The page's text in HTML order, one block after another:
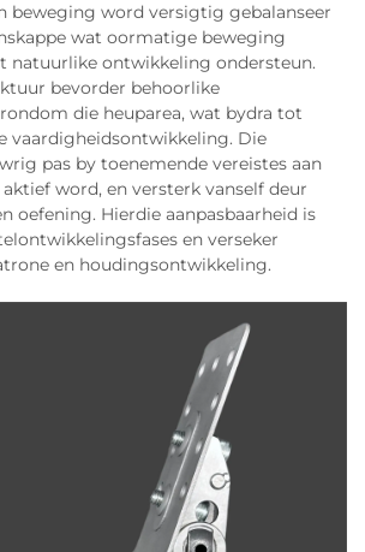
beweging word versigtig gebalanseer
wat oormatige beweging
natuurlike ontwikkeling ondersteun.
bevorder behoorlike
die heuparea, wat bydra tot
vaardigheidsontwikkeling. Die
pas by toenemende vereistes aan
word, en versterk vanself deur
oefening. Hierdie aanpasbaarheid is
en verseker
en houdingsontwikkeling.